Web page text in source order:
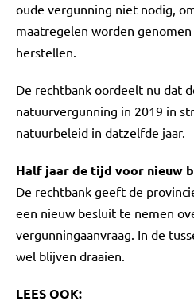
oude vergunning niet nodig,
maatregelen worden
herstellen.
De rechtbank oordeelt nu dat
natuurvergunning in 2019 in
natuurbeleid in datzelfde jaar.
Half jaar de tijd voor nieuw
De rechtbank geeft de
een nieuw besluit te nemen
vergunningaanvraag. In de
wel blijven draaien.
LEES OOK: